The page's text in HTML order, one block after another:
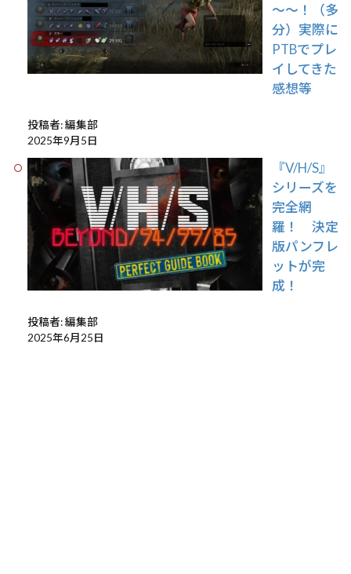
～～！（多
分）実際に
PTBでプレ
イしてきた
感想等
投稿者: 編集部
2025年9月5日
『V/H/S』
シリーズを
完全網
羅！ 決定
版パンフレ
ットが完
成！
投稿者: 編集部
2025年6月25日